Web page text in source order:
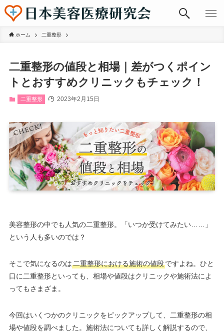
ホーム 二重整形
二重整形の値段と相場｜差がつくポイン
トとおすすめクリニックもチェック！
二重整形 2023年2月15日
美容整形の中でも人気の二重整形。「いつか受けてみたい……」
という人も多いのでは？
そこで気になるのは二重整形における施術の値段ですよね。ひと
口に二重整形といっても、相場や値段はクリニックや施術法によ
ってもさまざま。
今回はいくつかのクリニックをピックアップして、二重整形の相
場や値段を調べました。施術法についても詳しく解説するので、